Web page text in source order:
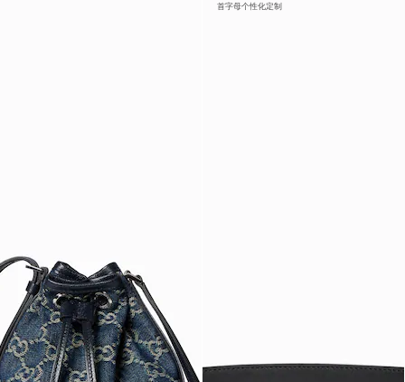
首字母个性化定制